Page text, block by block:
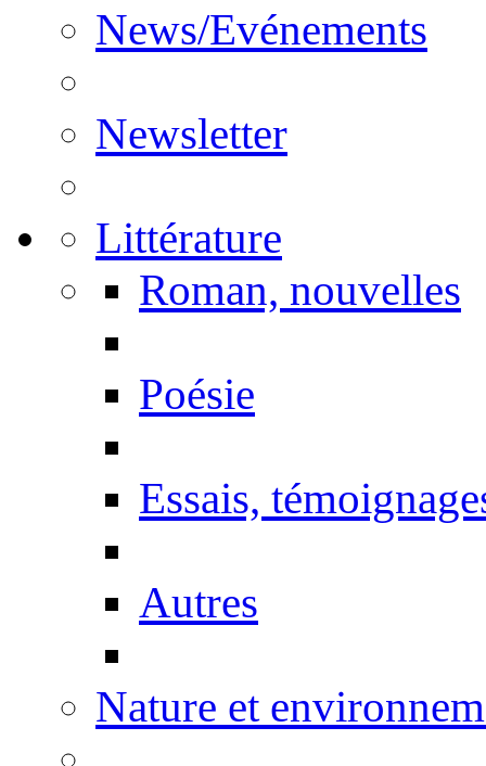
News/Evénements
Newsletter
Littérature
Roman, nouvelles
Poésie
Essais,
Autres
Nature et